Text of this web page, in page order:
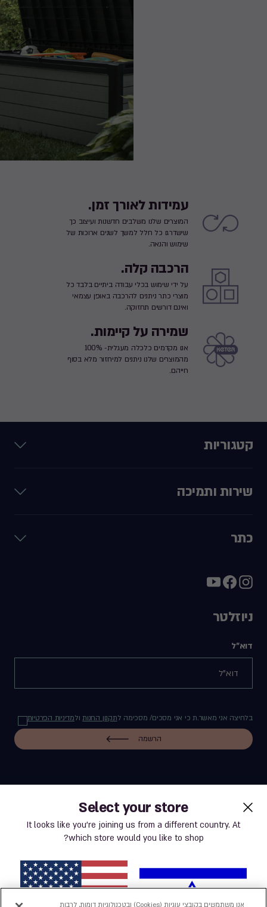
Select your store
It looks like you’re joining us from a different country. At
which store would you like to shop?
עמידות לאורך זמן.
המוצרים שלנו משלבים חדשנות ועיצוב כך
שישדרגו כל חלל למשך לשנים ארוכות של
שימוש והנאה.
הרכבה קלה.
על ידי שימוש בכלי עבודה ביתיים בלבד כל
מוצרי כתר ניתנים להרכבה באופן עצמאי
ואינם דורשים תחזוקה.
שמירה על קיימות.
אנו מקדמים כלכלה מעגלית- 100%
מהמוצרים שלנו ניתנים למיחזור מלא בסוף
חייהם.
קטגוריות
שירות ותמיכה
כתר
ניוזלטר
דוא"ל
בלחיצה אני מאשר.ת כי אני מסכים/ מסכימה לתקנון החנותולמדיניות הפרטיות
הרשמה
label.payment
תנאי שימוש באתר
מדיניות פרטיות אנו משתמשים בקובצי עוגיות (Cookies) ובטכנולוגיות דומות, לרבות